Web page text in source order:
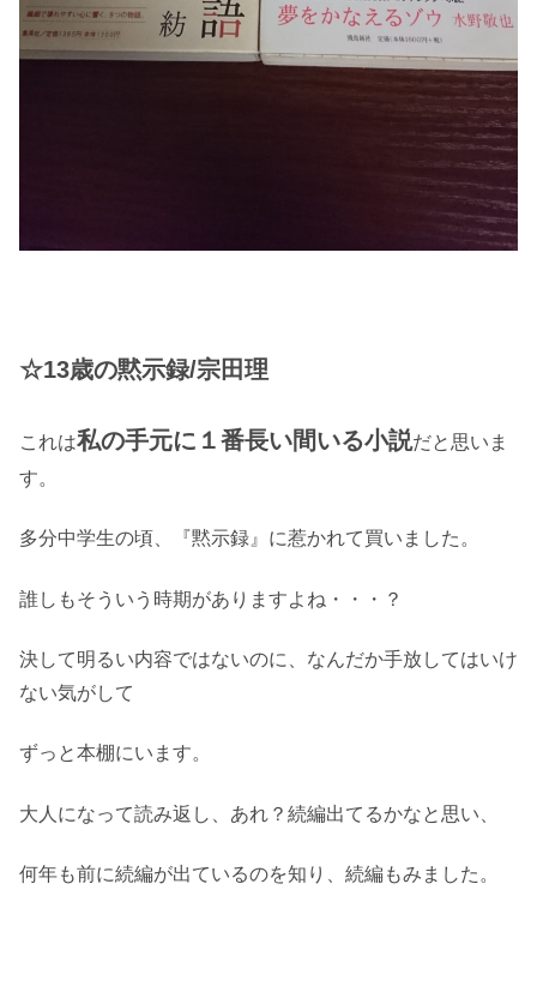
☆13歳の黙示録/宗田理
これは私の手元に１番長い間いる小説だと思いま
す。
多分中学生の頃、『黙示録』に惹かれて買いました。
誰しもそういう時期がありますよね・・・？
決して明るい内容ではないのに、なんだか手放してはいけ
ない気がして
ずっと本棚にいます。
大人になって読み返し、あれ？続編出てるかなと思い、
何年も前に続編が出ているのを知り、続編もみました。